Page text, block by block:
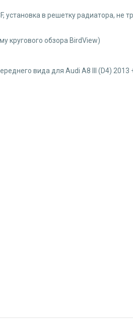
установка в решетку радиатора, не
кругового обзора BirdView)
вида для Audi A8 III (D4) 2013